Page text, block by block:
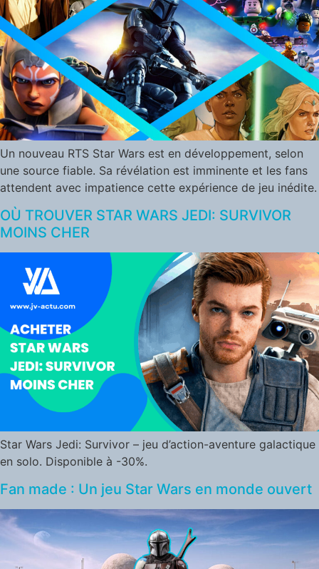
Un nouveau RTS Star Wars est en développement, selon
une source fiable. Sa révélation est imminente et les fans
attendent avec impatience cette expérience de jeu inédite.
OÙ TROUVER STAR WARS JEDI: SURVIVOR
MOINS CHER
Star Wars Jedi: Survivor – jeu d’action-aventure galactique
en solo. Disponible à -30%.
Fan made : Un jeu Star Wars en monde ouvert